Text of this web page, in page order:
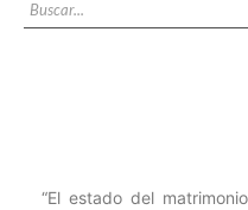
“El estado del